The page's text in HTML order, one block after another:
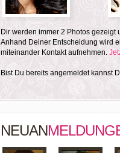
Dir werden immer 2 Photos
Anhand Deiner Entscheidung wird
miteinander Kontakt aufnehmen.
Bist Du bereits angemeldet kannst
NEUAN